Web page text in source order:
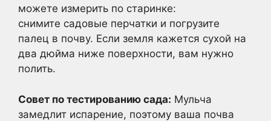
можете измерить по старинке:
снимите садовые перчатки и погрузите
палец в почву. Если земля кажется сухой на
два дюйма ниже поверхности, вам нужно
полить.
Совет по тестированию сада: Мульча
замедлит испарение, поэтому ваша почва